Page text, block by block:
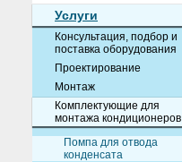
Услуги
Консультация, подбор и
поставка оборудования
Проектирование
Монтаж
Комплектующие для
монтажа кондиционеров
Помпа для отвода
конденсата